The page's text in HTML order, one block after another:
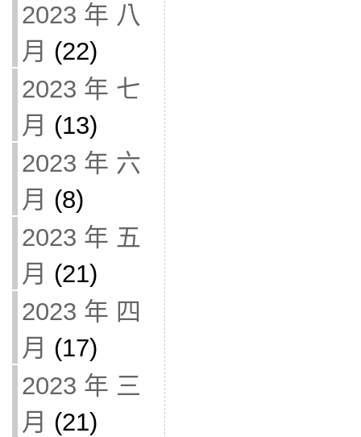
2023 年 八
月 (22)
2023 年 七
月 (13)
2023 年 六
月 (8)
2023 年 五
月 (21)
2023 年 四
月 (17)
2023 年 三
月 (21)